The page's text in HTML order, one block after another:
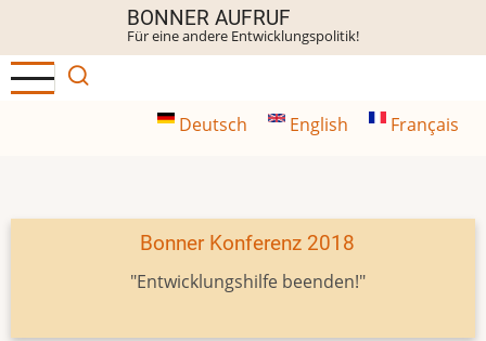
Inhalt
BONNER AUFRUF
Für eine andere Entwicklungspolitik!
Deutsch English Français
Bonner Konferenz 2018
"Entwicklungshilfe beenden!"